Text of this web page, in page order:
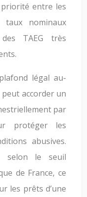
entre les
nominaux
TAEG très
légal au-
accorder un
par
protéger les
abusives.
selon le seuil
de France, ce
les prêts d’une